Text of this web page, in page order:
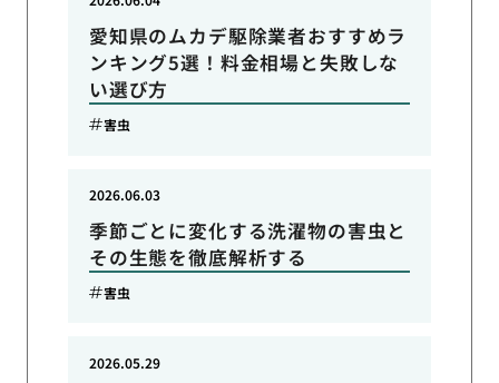
愛知県のムカデ駆除業者おすすめラ
ンキング5選！料金相場と失敗しな
い選び方
害虫
季節ごとに変化する洗濯物の害虫と
その生態を徹底解析する
2026.06.03
害虫
2026.05.29